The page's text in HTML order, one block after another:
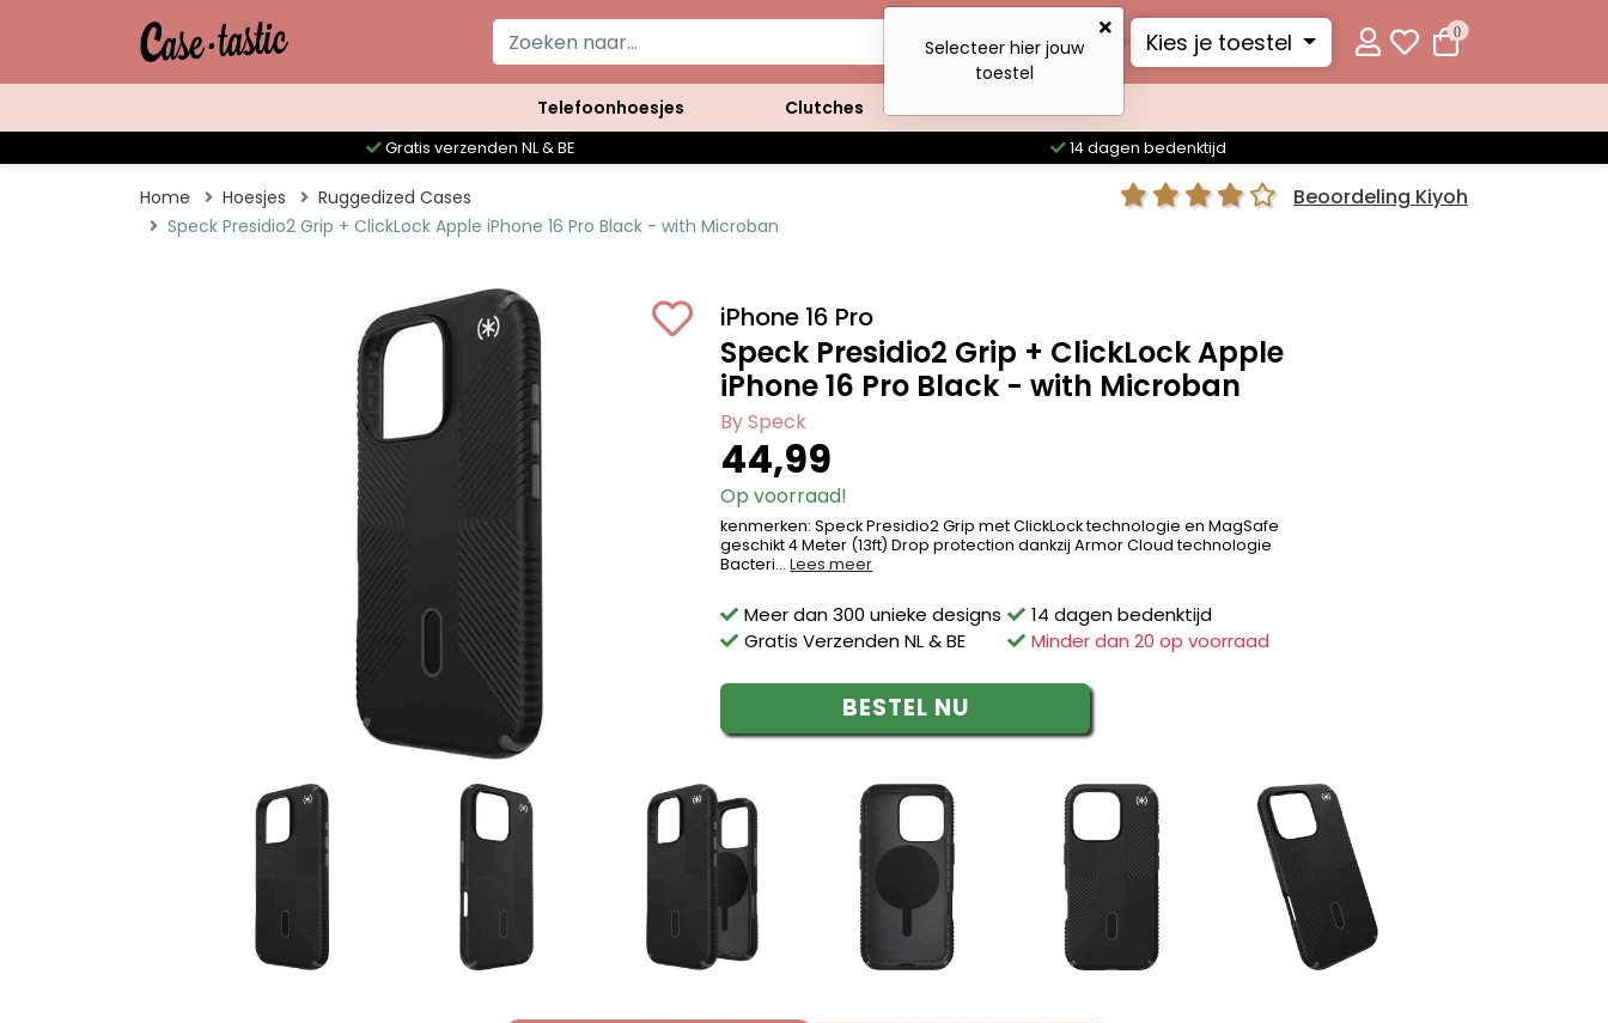
Kies je toestel 0
Telefoonhoesjes Clutches
Gratis verzenden NL & BE 14 dagen bedenktijd
Home Hoesjes
Ruggedized Cases
Speck Presidio2 Grip + ClickLock Apple iPhone 16 Pro Black - with Microban
Beoordeling Kiyoh
iPhone 16 Pro
Speck Presidio2 Grip + ClickLock Apple
iPhone 16 Pro Black - with Microban
By Speck
44,99
Op voorraad!
kenmerken: Speck Presidio2 Grip met ClickLock technologie en MagSafe
geschikt 4 Meter (13ft) Drop protection dankzij Armor Cloud technologie
Bacteri...Lees meer
Meer dan 300 unieke designs
Gratis Verzenden NL & BE
14 dagen bedenktijd
Minder dan 20 op voorraad
BESTEL NU
Selecteer hier jouw
toestel